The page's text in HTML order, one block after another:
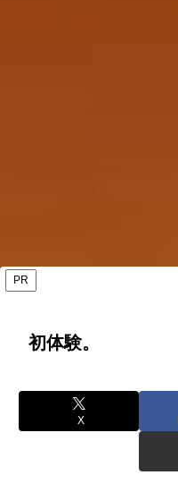
PR
初体験。
X